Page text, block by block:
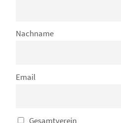
Nachname
Email
Gesamtverein